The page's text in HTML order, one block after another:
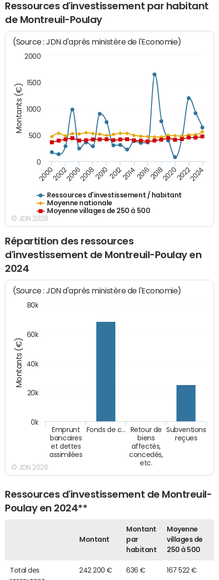
Ressources d'investissement par habitant
de Montreuil-Poulay
Montants (€)
(Source : JDN d'après ministère de l'Economie)
Ressources d'investissement / habitant
Moyenne nationale
Moyenne villages de 250 à 500
200020022006200820102012201420162018202020222024
0
500
1000
1500
2000
© JDN 2026
Répartition des ressources
d'investissement de Montreuil-Poulay en
2024
Montants (€)
(Source : JDN d'après ministère de l'Economie)
Emprunt
bancaires
et dettes
assimilées
Fonds de c…
Retour de
biens
affectés,
concedés,
etc.
Subventions
reçues
0k
20k
40k
60k
80k
© JDN 2026
Ressources d'investissement de Montreuil-
Poulay en 2024**
Montant
Montant
par
habitant
Moyenne
villages de
250 à 500
Total des
242 200 € 636 € 167 522 €